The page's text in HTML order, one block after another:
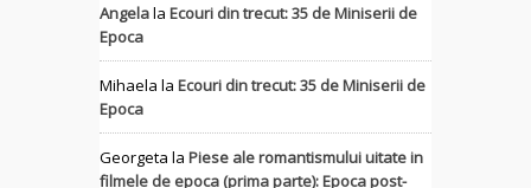
Angelala Ecouri din trecut: 35 de Miniserii de
Epoca
Mihaela la Ecouri din trecut: 35 de Miniserii de
Epoca
Georgeta la Piese ale romantismului uitate in
filmele de epoca (prima parte): Epoca post-